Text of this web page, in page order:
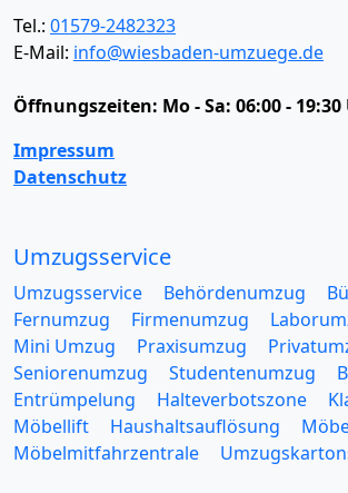
Tel.: 01579-2482323
E-Mail: info@wiesbaden-umzuege.de
Öffnungszeiten: Mo - Sa: 06:00 -
Impressum
Datenschutz
Umzugsservice
Umzugsservice Behördenumzug
Fernumzug
Firmenumzug
Mini Umzug
Praxisumzug
Seniorenumzug
Studentenumzug
Entrümpelung
Halteverbotszone
Möbellift
Haushaltsauflösung
Möbelmitfahrzentrale